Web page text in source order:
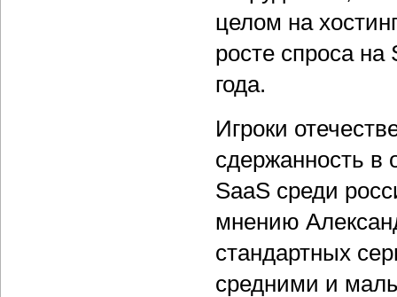
целом на
росте спроса
года.
Игроки
сдержанность в
SaaS среди
мнению
стандартных
средними и